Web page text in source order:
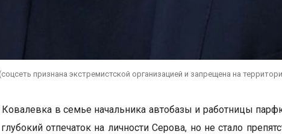
признана экстремистской организацией и запрещена на
в семье начальника автобазы и работницы
отпечаток на личности Серова, но не стало